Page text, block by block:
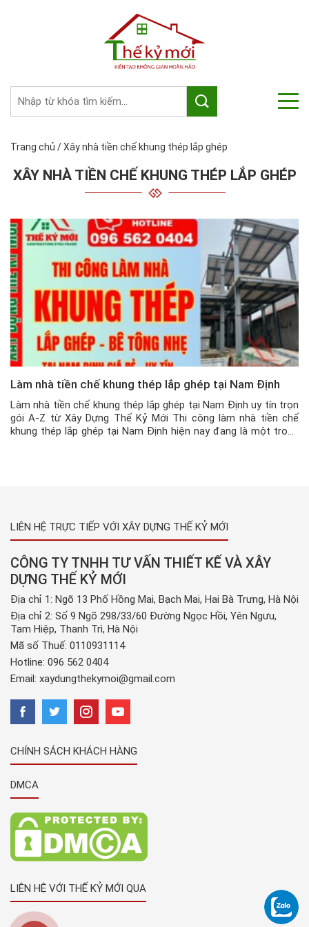
Trang chủ /Xây nhà tiền chế khung thép lắp ghép
XÂY NHÀ TIỀN CHẾ KHUNG THÉP LẮP GHÉP
Làm nhà tiền chế khung thép lắp ghép tại Nam Định
Làm nhà tiền chế khung thép lắp ghép tại Nam Định uy tín trọn
gói A-Z từ Xây Dựng Thế Kỷ Mới Thi công làm nhà tiền chế
khung thép lắp ghép tại Nam Định hiện nay đang là một trong
LIÊN HỆ TRỰC TIẾP VỚI XÂY DỰNG THẾ KỶ MỚI
CÔNG TY TNHH TƯ VẤN THIẾT KẾ VÀ XÂY
DỰNG THẾ KỶ MỚI
Địa chỉ 1: Ngõ 13 Phố Hồng Mai, Bạch Mai, Hai Bà Trưng, Hà Nội
Địa chỉ 2: Số 9 Ngõ 298/33/60 Đường Ngọc Hồi, Yên Ngưu,
Tam Hiệp, Thanh Trì, Hà Nội
Mã số Thuế: 0110931114
Hotline: 096 562 0404
Email: xaydungthekymoi@gmail.com
CHÍNH SÁCH KHÁCH HÀNG
DMCA
LIÊN HỆ VỚI THẾ KỶ MỚI QUA